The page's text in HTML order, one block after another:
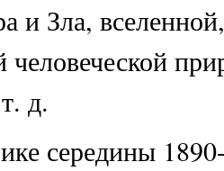
и Зла,
человеческой
д.
середины